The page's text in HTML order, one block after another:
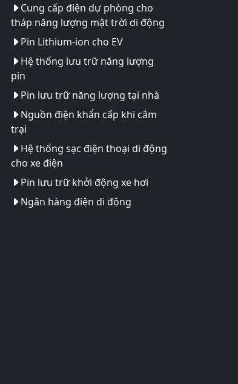
Cung cấp điện dự phòng cho
tháp năng lượng mặt trời di động
Pin Lithium-ion cho EV
Hệ thống lưu trữ năng lượng
pin
Pin lưu trữ năng lượng tại nhà
Nguồn điện khẩn cấp khi cắm
trại
Hệ thống sạc điện thoại di động
cho xe điện
Pin lưu trữ khởi động xe hơi
Ngân hàng điện di động